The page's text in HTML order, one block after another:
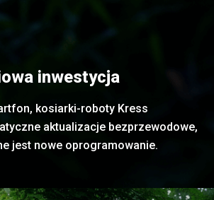
inwestycja
kosiarki-roboty Kress
aktualizacje bezprzewodowe,
jest nowe oprogramowanie.